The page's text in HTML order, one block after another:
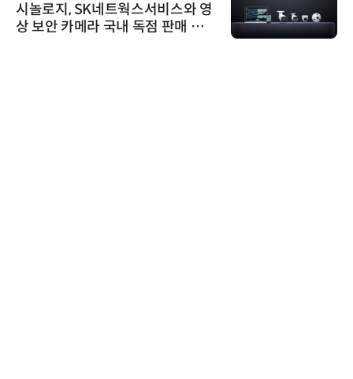
시놀로지, SK네트웍스서비스와 영
상 보안 카메라 국내 독점 판매 파